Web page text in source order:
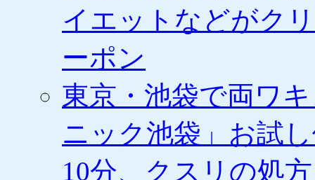
イエットなどがク
ーポン
東京・池袋で両ワ
ニック池袋」お試
10分、クスリの処